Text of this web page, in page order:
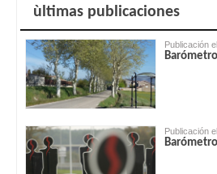
ùltimas publicaciones
Publicación
Publicación